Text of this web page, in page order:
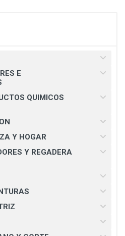
E
QUIMICOS
Y HOGAR
Y REGADERA